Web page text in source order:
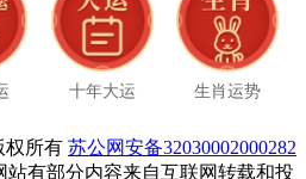
十年大运 生肖运势
权所有 苏公网安备32030002000282
站有部分内容来自互联网转载和投